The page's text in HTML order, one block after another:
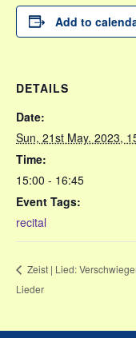
Add to
DETAILS
Date:
Sun, 21st May. 2023,
Time:
15:00 - 16:45
Event Tags:
recital
Zeist | Lied:
Lieder